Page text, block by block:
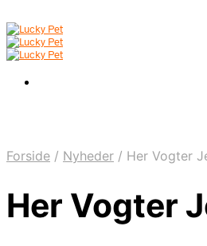
Forside / Nyheder / Her Vogter
Her Vogter